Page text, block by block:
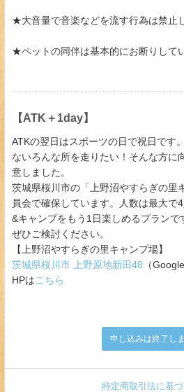
★大音量で音楽などを流す行為は禁止
★ペットの同伴は基本的にお断りして
【ATK＋1day】
ATKの翌日はスポーツの日で祝日です
ないろんな所を走りたい！そんな方に
意しました。
茨城県桜川市の「上野沼やすらぎの里
員会で確保しています。人数は最大で
&キャンプをもう1日楽しめるプランで
ぜひご検討ください。
【上野沼やすらぎの里キャンプ場】
茨城県桜川市 上野原地新田48 （
HPはこちら
申し込みは終了し
特定商取引法に基